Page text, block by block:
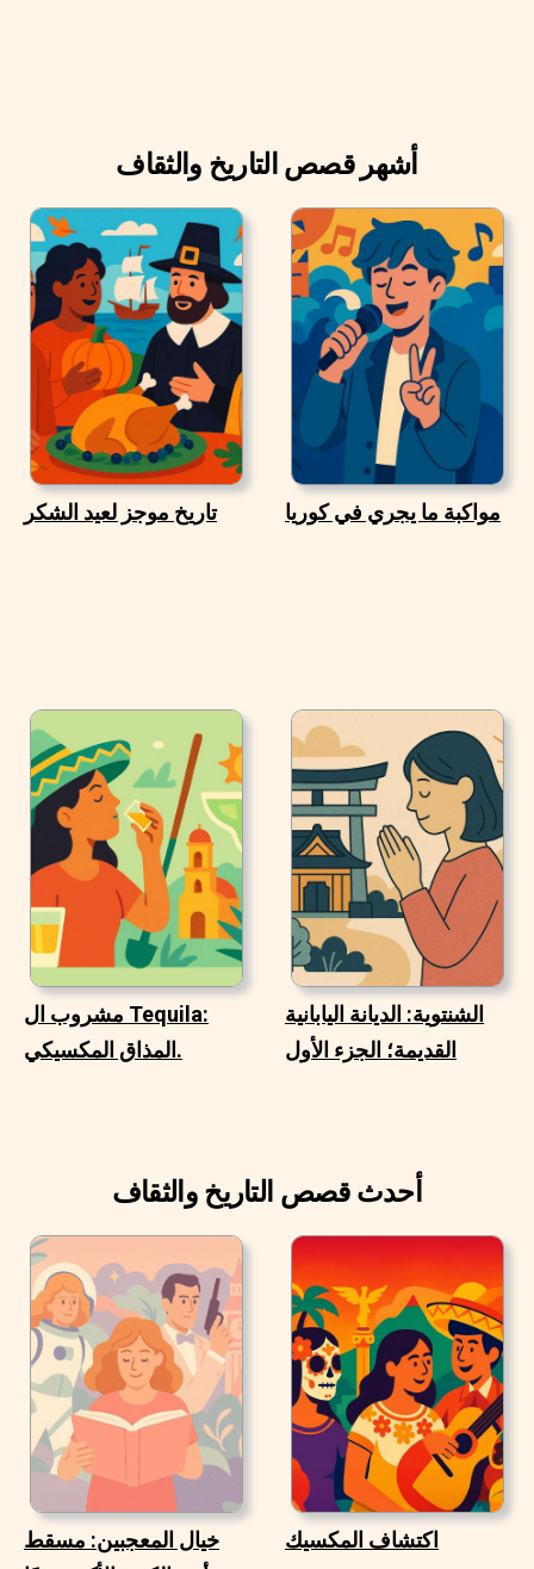
أشهر قصص التاريخ والثقاف
تاريخ موجز لعيد الشكر مواكبة ما يجري في كوريا
مشروب ال Tequila:
المذاق المكسيكي.
الشنتوية: الديانة اليابانية
القديمة؛ الجزء الأول
أحدث قصص التاريخ والثقاف
خيال المعجبين: مسقط
اكتشاف المكسيك